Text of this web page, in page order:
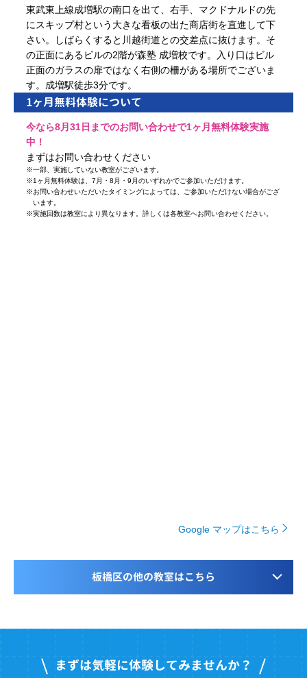
東武東上線成増駅の南口を出て、右手、マクドナルドの先
にスキップ村という大きな看板の出た商店街を直進して下
さい。しばらくすると川越街道との交差点に抜けます。そ
の正面にあるビルの2階が森塾 成増校です。入り口はビル
正面のガラスの扉ではなく右側の柵がある場所でございま
す。成増駅徒歩3分です。
1ヶ月無料体験について
今なら8月31日までのお問い合わせで1ヶ月無料体験実施
中！
まずはお問い合わせください
※一部、実施していない教室がございます。
※1ヶ月無料体験は、7月・8月・9月のいずれかでご参加いただけます。
※お問い合わせいただいたタイミングによっては、ご参加いただけない場合がござ
います。
※実施回数は教室により異なります。詳しくは各教室へお問い合わせください。
Google マップはこちら
板橋区の他の教室はこちら
まずは気軽に体験してみませんか？